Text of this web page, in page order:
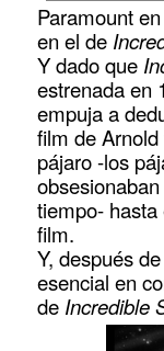
Paramount
en el de
Y dado que
estrenada en
empuja a
film de
pájaro -los
tiempo- hasta
film.
Y, después
esencial en
de Incredible